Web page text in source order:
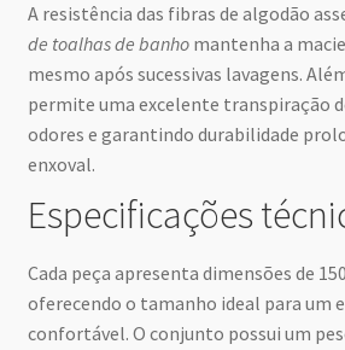
A resistência das fibras de algodão
de toalhas de banhomantenha a
mesmo após sucessivas lavagens.
permite uma excelente transpiração
odores e garantindo durabilidade
enxoval.
Especificações
Cada peça apresenta dimensões de
oferecendo o tamanho ideal para um
confortável. O conjunto possui um